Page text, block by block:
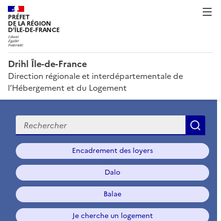
PRÉFET
DE LA RÉGION
D'ÎLE-DE-FRANCE
Drihl Île-de-France
Direction régionale et interdépartementale de
l’Hébergement et du Logement
Recherche
Encadrement des loyers
Dalo
Balae
Je cherche un logement